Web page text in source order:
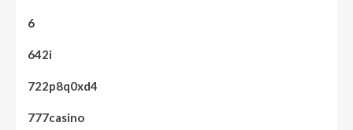
6
642i
722p8q0xd4
777casino